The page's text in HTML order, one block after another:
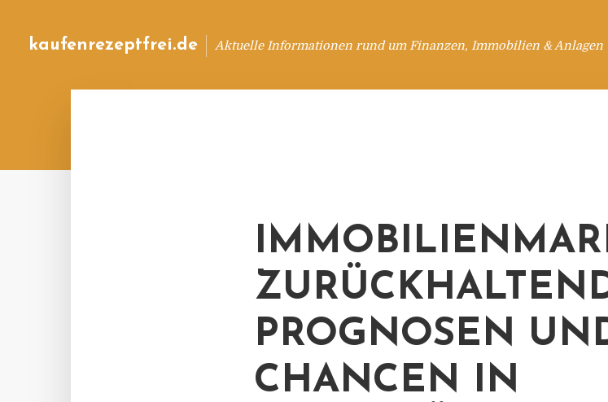
kaufenrezeptfrei.de Aktuelle Informationen rund um Finanzen, Immobilien & Anlagen
PROGNOSEN
CHANCEN IN